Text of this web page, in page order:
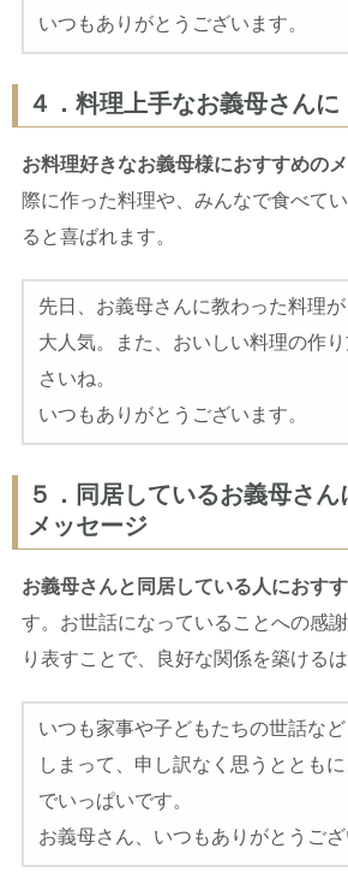
いつもありがとうございます。
４．料理上手なお義母さんに
お料理好きなお義母様におすすめの
際に作った料理や、みんなで食べて
ると喜ばれます。
先日、お義母さんに教わった料理
大人気。また、おいしい料理の作
さいね。
いつもありがとうございます。
５．同居しているお義母さ
メッセージ
お義母さんと同居している人におす
す。お世話になっていることへの感
り表すことで、良好な関係を築けるは
いつも家事や子どもたちの世話な
しまって、申し訳なく思うととも
でいっぱいです。
お義母さん、いつもありがとうござ